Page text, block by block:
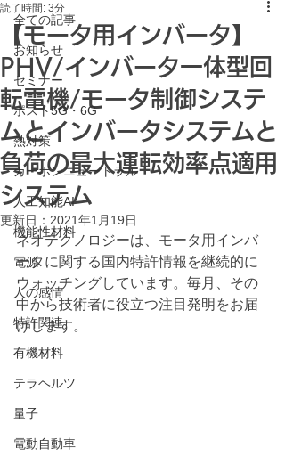
全ての記事
お知らせ
セミナー
ポスト5G・6G
熱対策
カーボンニュートラル
人工知能AI
機能性材料
電源
人の感情
特許関連
有機材料
テラヘルツ
量子
電動自動車
【モータ用インバータ】
PHV/インバータ一体型回
転電機/モータ制御システ
ムとインバータシステムと
負荷の最大運転効率点適用
システム
読了時間: 3分
更新日： 2021年1月19日
ネオテクノロジーは、モータ用インバ
ータに関する国内特許情報を継続的に
ウォッチングしています。毎月、その
中から技術者に役立つ注目発明をお届
けします。